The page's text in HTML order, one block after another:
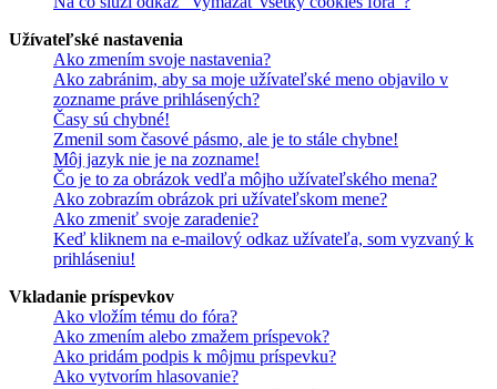
Užívateľské nastavenia
Ako zmením svoje nastavenia?
Ako zabránim, aby sa moje užívateľské meno objavilo v
zozname práve prihlásených?
Časy sú chybné!
Zmenil som časové pásmo, ale je to stále chybne!
Môj jazyk nie je na zozname!
Čo je to za obrázok vedľa môjho užívateľského mena?
Ako zobrazím obrázok pri užívateľskom mene?
Ako zmeniť svoje zaradenie?
Keď kliknem na e-mailový odkaz užívateľa, som vyzvaný k
prihláseniu!
Vkladanie príspevkov
Ako vložím tému do fóra?
Ako zmením alebo zmažem príspevok?
Ako pridám podpis k môjmu príspevku?
Ako vytvorím hlasovanie?